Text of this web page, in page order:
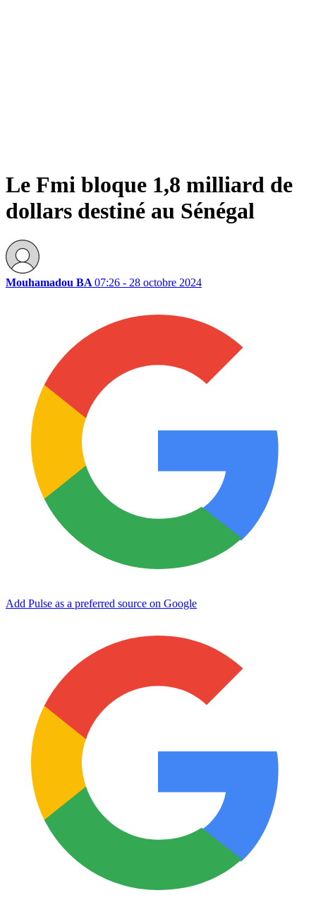
Le Fmi bloque 1,8 milliard de
dollars destiné au Sénégal
Mouhamadou BA 07:26 - 28 octobre 2024
Add Pulse as a preferred source on Google